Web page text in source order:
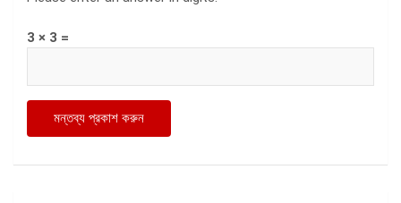
3 × 3 =